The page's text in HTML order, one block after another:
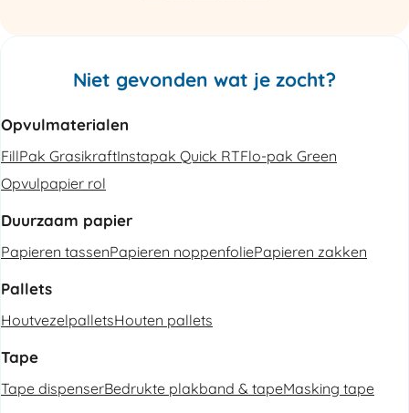
Niet gevonden wat je zocht?
Opvulmaterialen
FillPak GrasikraftInstapak Quick RTFlo-pak Green
Opvulpapier rol
Duurzaam papier
Papieren tassenPapieren noppenfoliePapieren zakken
Pallets
HoutvezelpalletsHouten pallets
Tape
Tape dispenserBedrukte plakband & tapeMasking tape